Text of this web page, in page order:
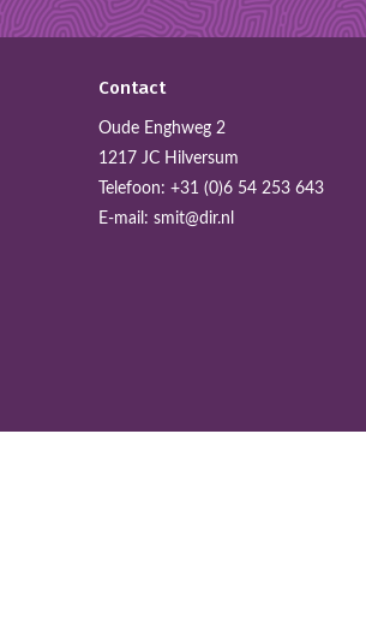
Contact
Oude Enghweg 2
1217 JC Hilversum
Telefoon: +31 (0)6 54 253 643
E-mail: smit@dir.nl